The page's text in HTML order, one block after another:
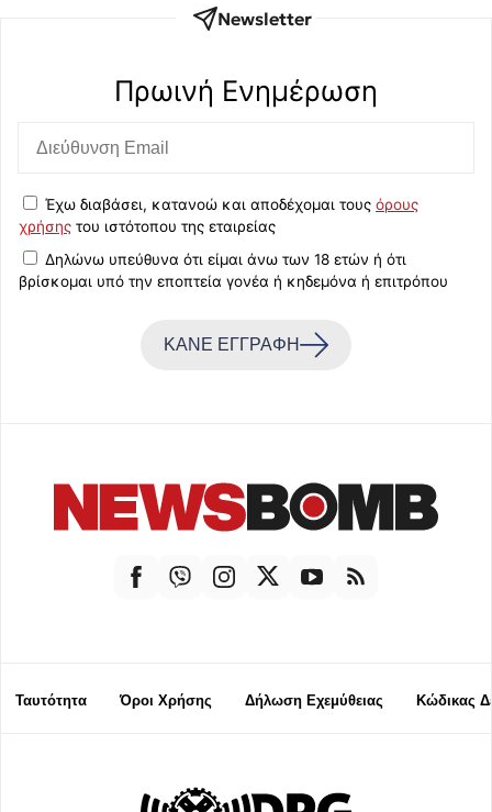
Newsletter
Πρωινή Eνημέρωση
Έχω διαβάσει, κατανοώ και αποδέχομαι τους όρους
χρήσης του ιστότοπου της εταιρείας
Δηλώνω υπεύθυνα ότι είμαι άνω των 18 ετών ή ότι
βρίσκομαι υπό την εποπτεία γονέα ή κηδεμόνα ή επιτρόπου
ΚΑΝΕ ΕΓΓΡΑΦΗ
Ταυτότητα Όροι Χρήσης Δήλωση Εχεμύθειας Κώδικας